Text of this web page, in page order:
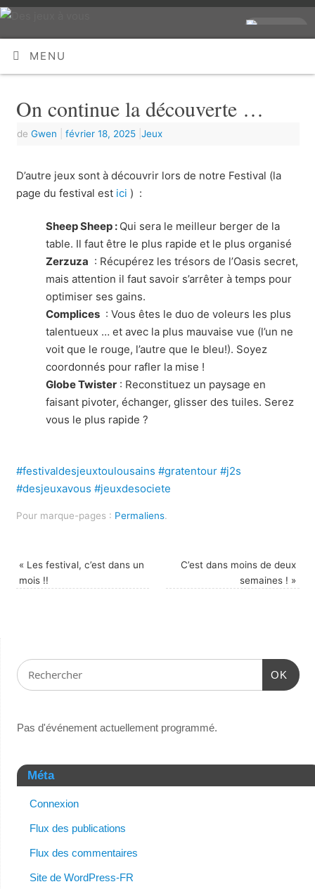
MENU
On continue la découverte …
de Gwen février 18, 2025 Jeux
D’autre jeux sont à découvrir lors de notre Festival (la
page du festival est ici ) :
Sheep Sheep : Qui sera le meilleur berger de la
table. Il faut être le plus rapide et le plus organisé
Zerzuza : Récupérez les trésors de l’Oasis secret,
mais attention il faut savoir s’arrêter à temps pour
optimiser ses gains.
Complices : Vous êtes le duo de voleurs les plus
talentueux … et avec la plus mauvaise vue (l’un ne
voit que le rouge, l’autre que le bleu!). Soyez
coordonnés pour rafler la mise !
Globe Twister : Reconstituez un paysage en
faisant pivoter, échanger, glisser des tuiles. Serez
vous le plus rapide ?
#festivaldesjeuxtoulousains #gratentour #j2s
#desjeuxavous #jeuxdesociete
Pour marque-pages : Permaliens.
« Les festival, c’est dans un
mois !!
C’est dans moins de deux
semaines ! »
OK
Pas d'événement actuellement programmé.
Méta
Connexion
Flux des publications
Flux des commentaires
Site de WordPress-FR